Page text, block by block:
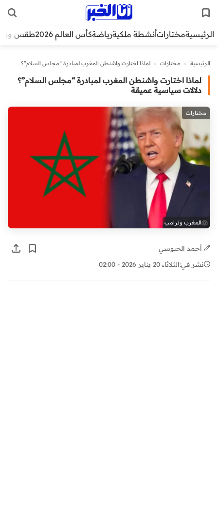
الرئيسيةمختاراتأنشطة ملكيةرياضةكأس العالم 2026 طقس
الرئيسية > مختارات > لماذا اختارت واشنطن المغرب لمبادرة “مجلس السلام”؟
لماذا اختارت واشنطن المغرب لمبادرة “مجلس السلام”؟
دلالات سياسية عميقة
مختارات
المغرب وترامب
أحمد الحبوسي
نشر في:الثلاثاء 20 يناير 2026 - 02:00